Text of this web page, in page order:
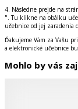
4. Následne prejde na
". Tu klikne na obálku
učebnice od jej zaradenia
Ďakujeme Vám za Vašu
a elektronické učebnice
Mohlo by vás